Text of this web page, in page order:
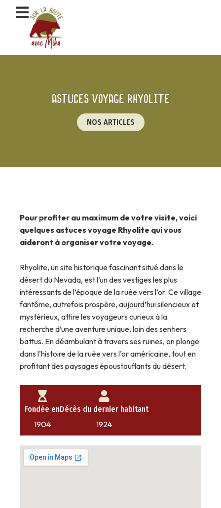
Astuces voyage rhyolite
NOS ARTICLES
Pour profiter au maximum de votre visite, voici
quelques astuces voyage Rhyolite qui vous
aideront à organiser votre voyage.
Rhyolite, un site historique fascinant situé dans le
désert du Nevada, est l’un des vestiges les plus
intéressants de l’époque de la ruée vers l’or. Ce village
fantôme, autrefois prospère, aujourd’hui silencieux et
mystérieux, attire les voyageurs curieux à la
recherche d’une aventure unique, loin des sentiers
battus. En déambulant à travers ses ruines, on plonge
dans l’histoire de la ruée vers l’or américaine, tout en
profitant des paysages époustouflants du désert.
Fondée en
1904
Décès du dernier habitant
1924